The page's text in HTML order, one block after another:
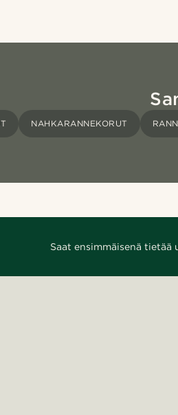
NAHKARANNEKORUT
Saat ensimmäisenä